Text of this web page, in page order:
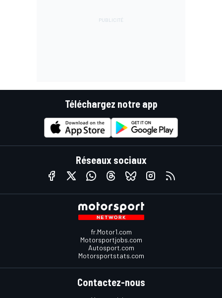
Téléchargez notre app
Réseaux sociaux
fr.Motor1.com
Motorsportjobs.com
Autosport.com
Motorsportstats.com
Contactez-nous